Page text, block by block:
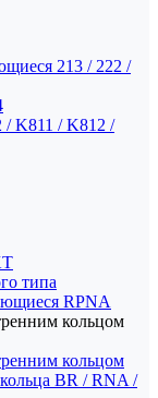
213 / 222 /
K811 / K812 /
типа
RPNA
кольцом
кольцом
BR / RNA /